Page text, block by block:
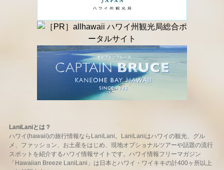
LaniLaniとは？
ハワイ(hawaii)の旅行情報ならLaniLani。LaniLaniはハワイの観光、グル
メ、ファッション、お土産をはじめ、現地オプショナルツアーや話題の流行
スポットを紹介するハワイ情報サイトです。ハワイ情報フリーマガジン
「Hawaiian Breeze LaniLani」は日本とハワイ・ワイキキの計400ヶ所以上